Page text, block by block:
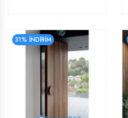
31% İNDİRİM